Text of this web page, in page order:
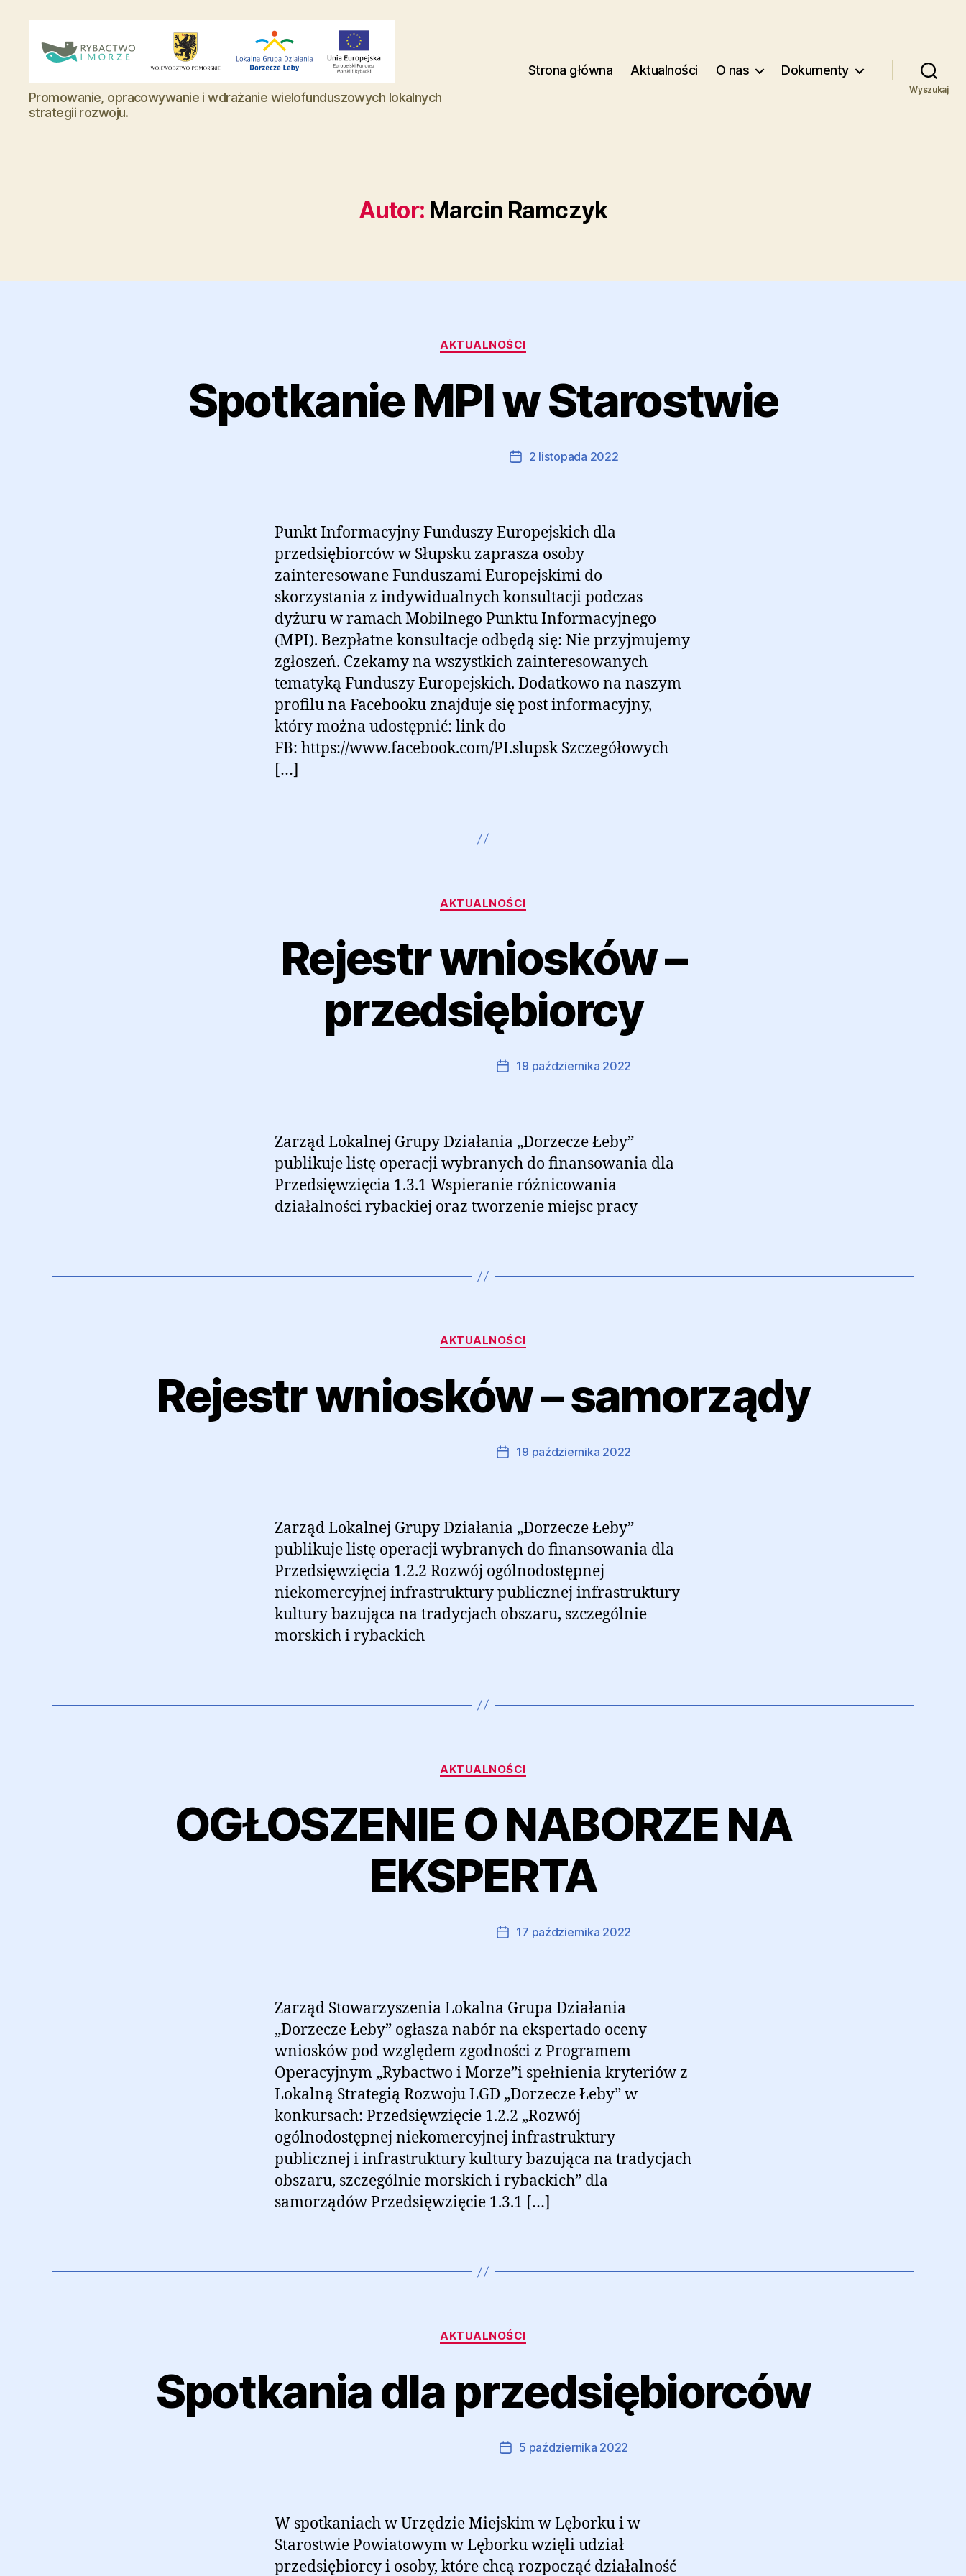
Lokalna
Grupa
Działania
Promowanie, opracowywanie i wdrażanie wielofunduszowych lokalnych
strategii rozwoju.
Strona główna Aktualności O nas Dokumenty
Wyszukaj
Autor: Marcin Ramczyk
Kategorie
AKTUALNOŚCI
Spotkanie MPI w Starostwie
Data2 listopada 2022
Punkt Informacyjny Funduszy Europejskich dla
przedsiębiorców w Słupsku zaprasza osoby
zainteresowane Funduszami Europejskimi do
skorzystania z indywidualnych konsultacji podczas
dyżuru w ramach Mobilnego Punktu Informacyjnego
(MPI). Bezpłatne konsultacje odbędą się: Nie przyjmujemy
zgłoszeń. Czekamy na wszystkich zainteresowanych
tematyką Funduszy Europejskich.​​ Dodatkowo na naszym
profilu na Facebooku znajduje się post informacyjny,
który można udostępnić: link do
FB: https://www.facebook.com/PI.slupsk Szczegółowych
[…]
Kategorie
AKTUALNOŚCI
Rejestr wniosków –
przedsiębiorcy
Data19 października 2022
Zarząd Lokalnej Grupy Działania „Dorzecze Łeby”
publikuje listę operacji wybranych do finansowania dla
Przedsięwzięcia 1.3.1 Wspieranie różnicowania
działalności rybackiej oraz tworzenie miejsc pracy
Kategorie
AKTUALNOŚCI
Rejestr wniosków – samorządy
Data19 października 2022
Zarząd Lokalnej Grupy Działania „Dorzecze Łeby”
publikuje listę operacji wybranych do finansowania dla
Przedsięwzięcia 1.2.2 Rozwój ogólnodostępnej
niekomercyjnej infrastruktury publicznej infrastruktury
kultury bazująca na tradycjach obszaru, szczególnie
morskich i rybackich
Kategorie
AKTUALNOŚCI
OGŁOSZENIE O NABORZE NA
EKSPERTA
Data17 października 2022
Zarząd Stowarzyszenia Lokalna Grupa Działania
„Dorzecze Łeby” ogłasza nabór na ekspertado oceny
wniosków pod względem zgodności z Programem
Operacyjnym „Rybactwo i Morze”i spełnienia kryteriów z
Lokalną Strategią Rozwoju LGD „Dorzecze Łeby” w
konkursach: Przedsięwzięcie 1.2.2 „Rozwój
ogólnodostępnej niekomercyjnej infrastruktury
publicznej i infrastruktury kultury bazująca na tradycjach
obszaru, szczególnie morskich i rybackich” dla
samorządów Przedsięwzięcie 1.3.1 […]
Kategorie
AKTUALNOŚCI
Spotkania dla przedsiębiorców
Data5 października 2022
W spotkaniach w Urzędzie Miejskim w Lęborku i w
Starostwie Powiatowym w Lęborku wzięli udział
przedsiębiorcy i osoby, które chcą rozpocząć działalność